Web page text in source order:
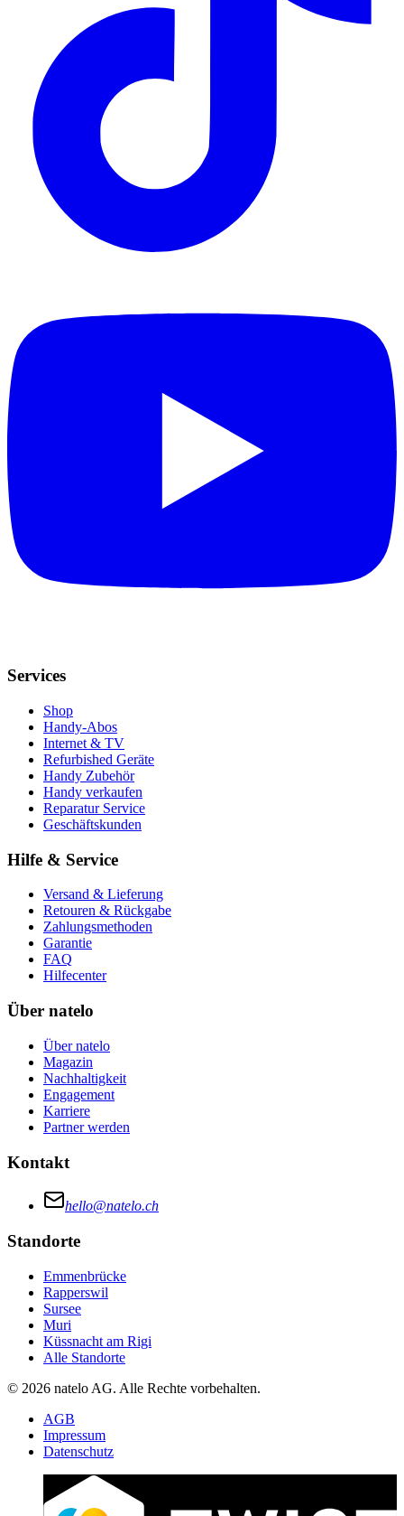
Services
Shop
Handy-Abos
Internet & TV
Refurbished Geräte
Handy Zubehör
Handy verkaufen
Reparatur Service
Geschäftskunden
Hilfe & Service
Versand & Lieferung
Retouren & Rückgabe
Zahlungsmethoden
Garantie
FAQ
Hilfecenter
Über natelo
Über natelo
Magazin
Nachhaltigkeit
Engagement
Karriere
Partner werden
Kontakt
hello@natelo.ch
Standorte
Emmenbrücke
Rapperswil
Sursee
Muri
Küssnacht am Rigi
Alle Standorte
© 2026 natelo AG. Alle Rechte vorbehalten.
AGB
Impressum
Datenschutz